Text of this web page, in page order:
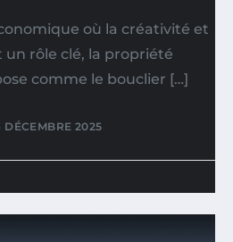
où la créativité et
un rôle clé, la propriété
comme le bouclier […]
DÉCEMBRE 2025